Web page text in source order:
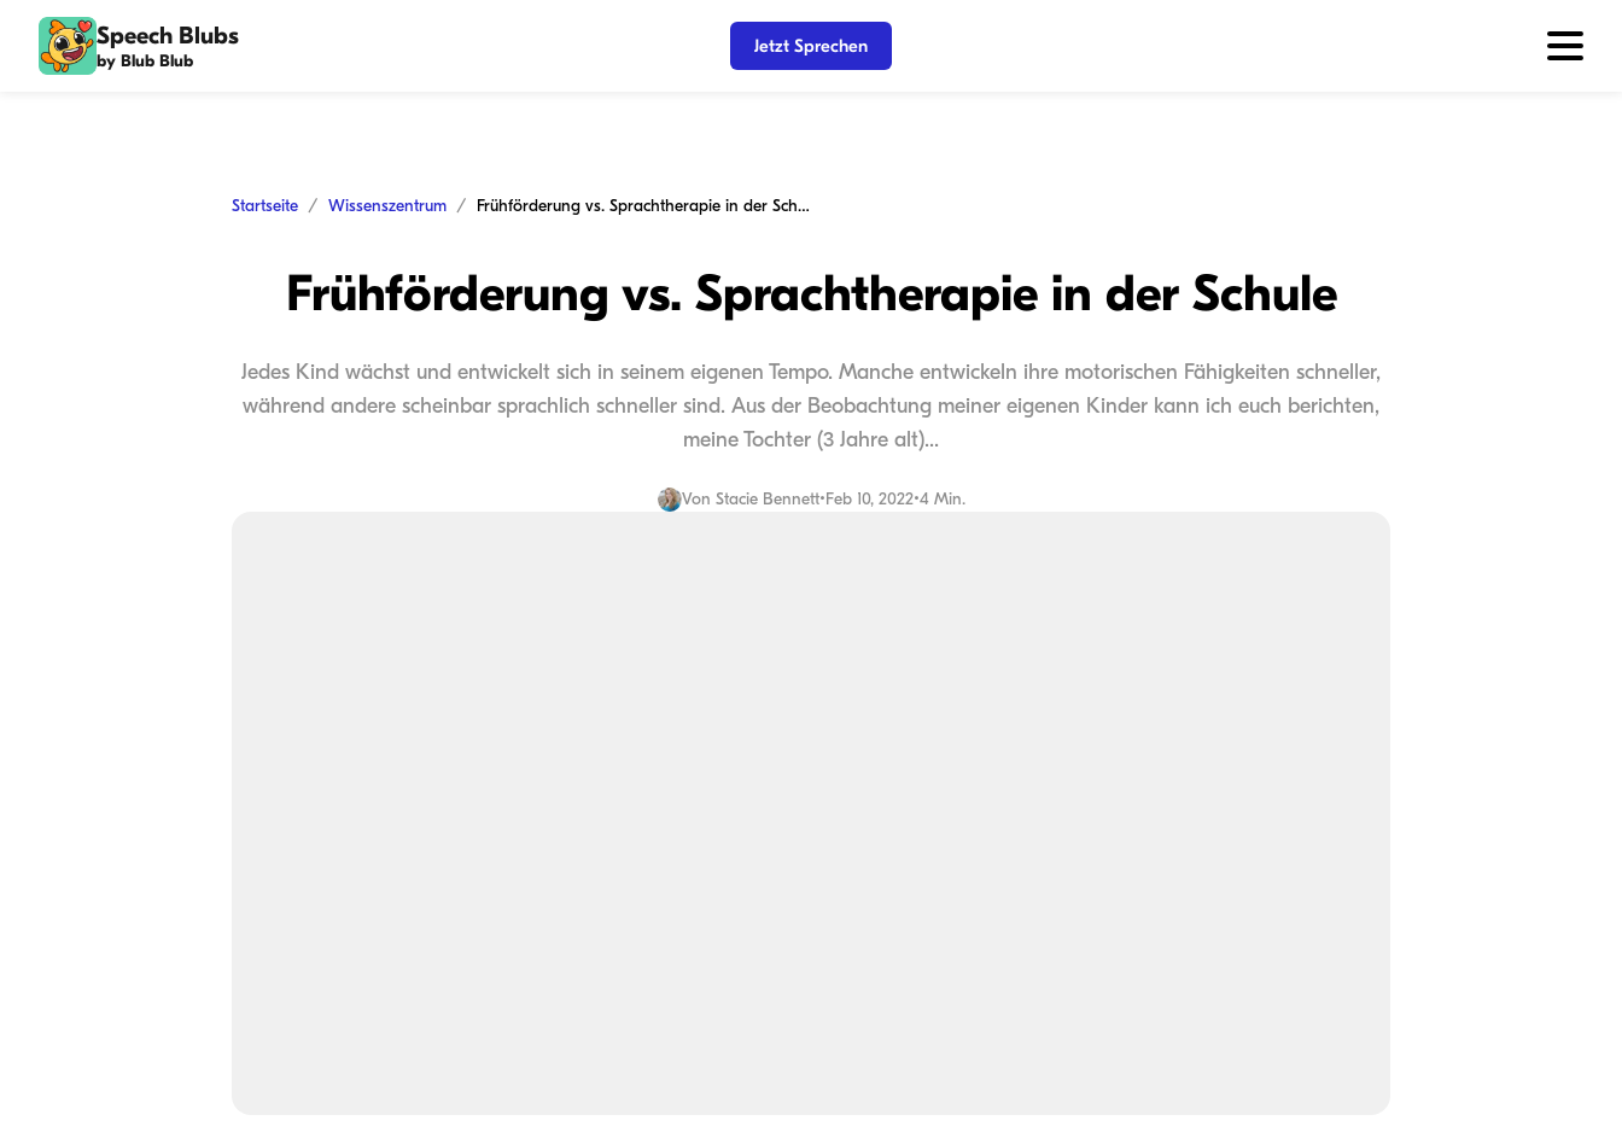
Speech Blubs
by Blub Blub
Jetzt Sprechen
Startseite Wissenszentrum Frühförderung vs. Sprachtherapie in der Schule
Frühförderung vs. Sprachtherapie in der Schule
Jedes Kind wächst und entwickelt sich in seinem eigenen Tempo. Manche entwickeln ihre motorischen Fähigkeiten schneller,
während andere scheinbar sprachlich schneller sind. Aus der Beobachtung meiner eigenen Kinder kann ich euch berichten,
meine Tochter (3 Jahre alt)...
Von Stacie Bennett•Feb 10, 2022•4 Min.